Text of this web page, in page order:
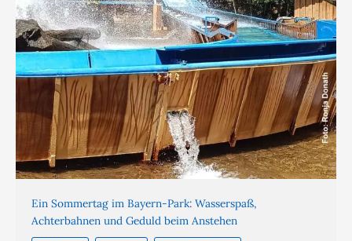
Ein Sommertag im Bayern-Park: Wasserspaß,
Achterbahnen und Geduld beim Anstehen